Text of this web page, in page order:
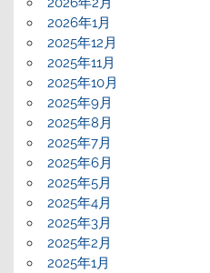
2026年1月
2025年12月
2025年11月
2025年10月
2025年9月
2025年8月
2025年7月
2025年6月
2025年5月
2025年4月
2025年3月
2025年2月
2025年1月